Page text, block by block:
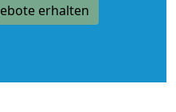
erhalten